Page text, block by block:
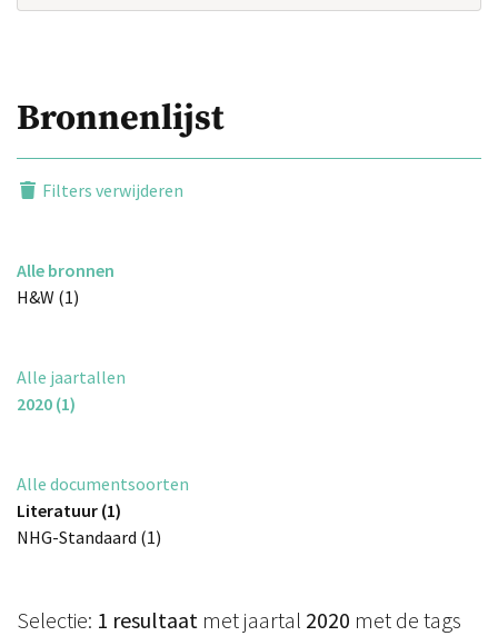
Bronnenlijst
Filters verwijderen
Alle bronnen
H&W (1)
Alle jaartallen
2020 (1)
Alle documentsoorten
Literatuur (1)
NHG-Standaard (1)
Selectie: 1 resultaat met jaartal 2020 met de tags